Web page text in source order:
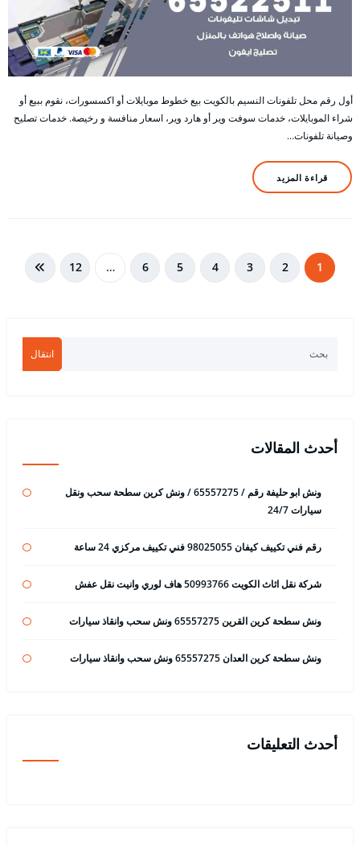
أول رقم محل تلفونات النسيم بالكويت بيع خطوط موبايلات أو اكسسورات، نقوم ببيع أو
شراء الموبايلات، خدمات سوفت وير أو هارد وير، اسعار منافسة و رخيصة. خدمات تصليح
وصيانة تلفونات…
قراءة المزيد
تعدد 1
2
3
4
5
6
…
12
انتقال
أحدث المقالات
ونش ابو حليفة رقم / 65557275 / ونش كرين سطحة سحب ونقل
سيارات 24/7
رقم فني تكييف كيفان 98025055 فني تكييف مركزي 24 ساعة
شركة نقل اثاث الكويت 50993766 هاف لوري وانيت نقل عفش
ونش سطحة كرين القرين 65557275 ونش سحب وانقاذ سيارات
ونش سطحة كرين العدان 65557275 ونش سحب وانقاذ سيارات
أحدث التعليقات